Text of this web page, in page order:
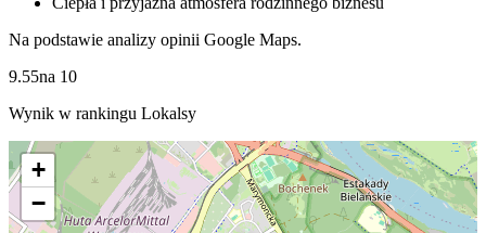
Na podstawie analizy opinii Google Maps.
9.55na 10
Wynik w rankingu Lokalsy
+
−